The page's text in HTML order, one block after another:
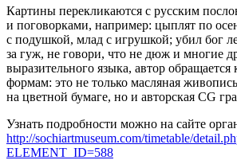
Картины перекликаются с русским
и поговорками, например: цыплят по
с подушкой, млад с игрушкой; убил бог
за гуж, не говори, что не дюж и многие
выразительного языка, автор
формам: это не только масляная
на цветной бумаге, но и авторская CG
Узнать подробности можно на сайте
http://sochiartmuseum.com/timetable/
ELEMENT_ID=588